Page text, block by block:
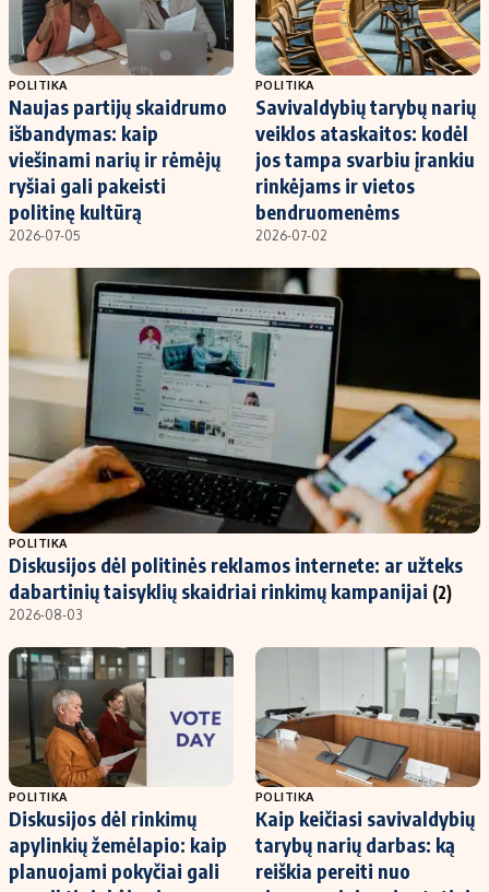
POLITIKA
Naujas partijų skaidrumo
išbandymas: kaip
viešinami narių ir rėmėjų
ryšiai gali pakeisti
politinę kultūrą
2026-07-05
POLITIKA
Savivaldybių tarybų narių
veiklos ataskaitos: kodėl
jos tampa svarbiu įrankiu
rinkėjams ir vietos
bendruomenėms
2026-07-02
POLITIKA
Diskusijos dėl politinės reklamos internete: ar užteks
dabartinių taisyklių skaidriai rinkimų kampanijai (2)
2026-08-03
POLITIKA
Diskusijos dėl rinkimų
apylinkių žemėlapio: kaip
planuojami pokyčiai gali
POLITIKA
Kaip keičiasi savivaldybių
tarybų narių darbas: ką
reiškia pereiti nuo